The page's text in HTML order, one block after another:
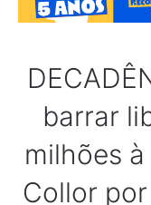
barrar
milhões
Collor